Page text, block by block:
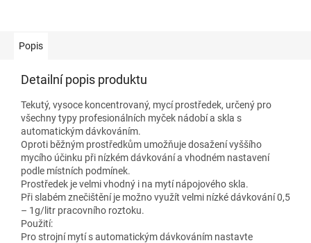
Popis
Detailní popis produktu
Tekutý, vysoce koncentrovaný, mycí prostředek, určený pro
všechny typy profesionálních myček nádobí a skla s
automatickým dávkováním.
Oproti běžným prostředkům umožňuje dosažení vyššího
mycího účinku při nízkém dávkování a vhodném nastavení
podle místních podmínek.
Prostředek je velmi vhodný i na mytí nápojového skla.
Při slabém znečištění je možno využít velmi nízké dávkování 0,5
– 1g/litr pracovního roztoku.
Použití:
Pro strojní mytí s automatickým dávkováním nastavte